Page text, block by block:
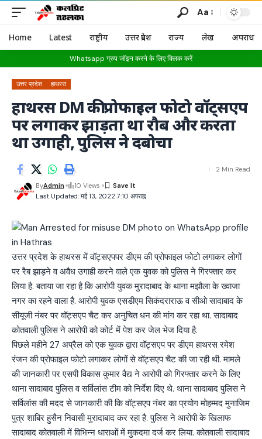
Aa
Home Latest राष्ट्रीय उत्तर प्रदेश राज्य लेख अपराध
Whatsapp ग्रुप जॉइन करने के लिए क्लिक करें
उत्तर प्रदेश हाथरस
हाथरस DM की प्रोफाइल फोटो वॉट्सएप
पर लगाकर झाड़ता था रौब और करता
था उगाही, पुलिस ने दबोचा
Last Updated: मई 13, 2022 7:10 अपराह्न
ByAdmin 10 Views
2 Min Read
उत्तर प्रदेश के हाथरस में वॉट्सएपपर डीएम की प्रोफाइल फोटो लगाकर लोगों
पर रैब झाड़ने व अवैध उगाही करने वाले एक युवक को पुलिस ने गिरफ्तार कर
लिया है. बताया जा रहा है कि आरोपी युवक मुरादाबाद के थाना मझौला के ख्वाजा
नगर का रहने वाला है. आरोपी युवक एसडीएम सिकंदराराऊ व सीओ सादाबाद के
सीयूजी नंबर पर वॉट्सएप चैट कर अनुचित धन की मांग कर रहा था. सादाबाद
कोतवाली पुलिस ने आरोपी को कोर्ट में पेश कर जेल भेज दिया है.
पिछले महीने 27 अप्रैल को एक युवक द्वारा वॉट्सएप पर डीएम हाथरस रमेश
रंजन की प्रोफाइल फोटो लगाकर लोगों से वॉट्सएप चैट की जा रही थी. मामले
की जानकारी पर एसपी विकास कुमार वैद्य ने आरोपी को गिरफ्तार करने के लिए
थाना सादाबाद पुलिस व सर्विलांस टीम को निर्देश दिए थे. थाना सादाबाद पुलिस ने
सर्विलांस की मदद से जानकारी की कि वॉट्सएप नंबर का प्रयोग मोहम्मद मुनाजिम
पुत्र शाबिर हुसैन निवासी मुरादाबाद कर रहा है. पुलिस ने आरोपी के खिलाफ
सादाबाद कोतवाली में विभिन्न धाराओं में मुकदमा दर्ज कर लिया. कोतवाली सादाबाद